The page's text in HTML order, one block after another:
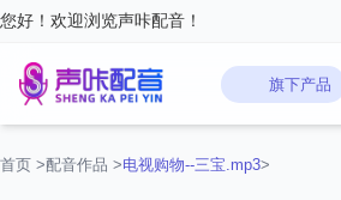
您好！欢迎浏览声咔配音！
旗下产品
首页 >配音作品 >电视购物--三宝.mp3>